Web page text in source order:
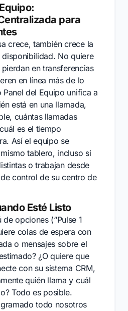
para
crece, también crece la
No quiere
en transferencias
en línea más de lo
Panel del Equipo unifica a
está en una llamada,
cuántas llamadas
es el tiempo
Así el equipo se
tablero, incluso si
o trabajan desde
control de su centro de
Esté Listo
de opciones (“Pulse 1
colas de espera con
o mensajes sobre el
¿O quiere que
con su sistema CRM,
quién llama y cuál
Todo es posible.
todo nosotros